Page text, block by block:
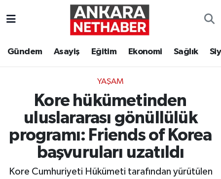
Gündem Asayiş Eğitim Ekonomi Sağlık
YAŞAM
Kore hükümetinden
uluslararası gönüllülük
programı: Friends of Korea
başvuruları uzatıldı
Kore Cumhuriyeti Hükümeti tarafından yürütülen
Ekonomi
Gündem
Kim Kimdir Nereli
Ankara Hava Durumu
Süper Lig Puan Durumu ve Fikstür
Tüm Manşetler
Son Dakika Haberleri
Haber Arşivi